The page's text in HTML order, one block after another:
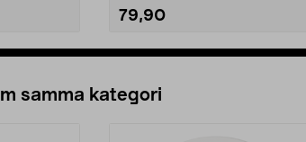
79,90
samma kategori